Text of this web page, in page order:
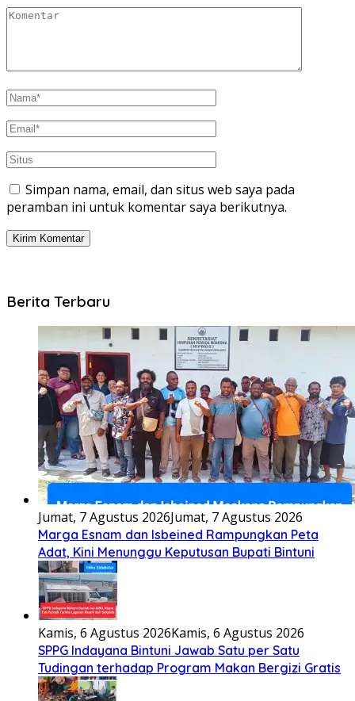
Simpan nama, email, dan situs web saya pada
peramban ini untuk komentar saya berikutnya.
Berita Terbaru
Jumat, 7 Agustus 2026Jumat, 7 Agustus 2026
Marga Esnam dan Isbeined Rampungkan Peta
Adat, Kini Menunggu Keputusan Bupati Bintuni
Kamis, 6 Agustus 2026Kamis, 6 Agustus 2026
SPPG Indayana Bintuni Jawab Satu per Satu
Tudingan terhadap Program Makan Bergizi Gratis